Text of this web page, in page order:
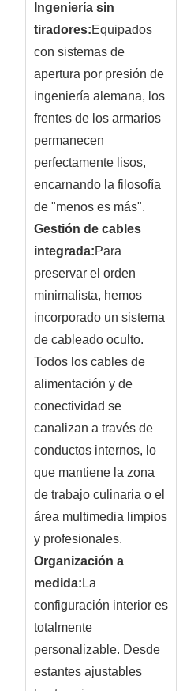
Ingeniería sin
tiradores:Equipados
con sistemas de
apertura por presión de
ingeniería alemana, los
frentes de los armarios
permanecen
perfectamente lisos,
encarnando la filosofía
de "menos es más".
Gestión de cables
integrada:Para
preservar el orden
minimalista, hemos
incorporado un sistema
de cableado oculto.
Todos los cables de
alimentación y de
conectividad se
canalizan a través de
conductos internos, lo
que mantiene la zona
de trabajo culinaria o el
área multimedia limpios
y profesionales.
Organización a
medida:La
configuración interior es
totalmente
personalizable. Desde
estantes ajustables